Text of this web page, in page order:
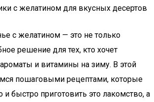
с желатином для вкусных десертов
с желатином — это не только
решение для тех, кто хочет
и витамины на зиму. В этой
пошаговыми рецептами, которые
и быстро приготовить это лакомство, а